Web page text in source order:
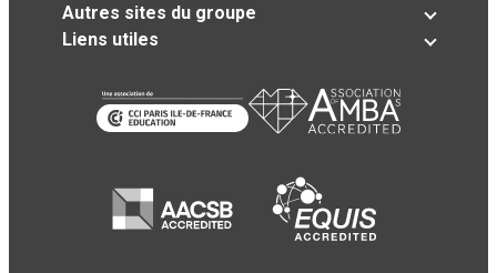
Autres sites du groupe
Liens utiles